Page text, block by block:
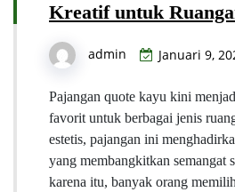
Kreatif untuk
admin Januari 9,
Pajangan quote kayu kini
favorit untuk berbagai jenis
estetis, pajangan ini
yang membangkitkan semangat
karena itu, banyak orang